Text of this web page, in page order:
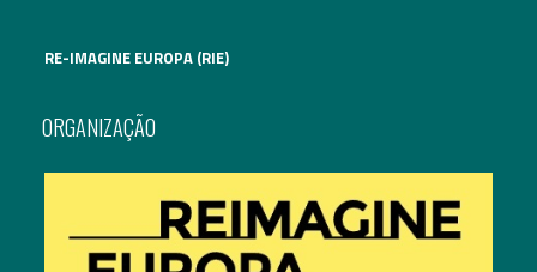
RE-IMAGINE EUROPA (RIE)
ORGANIZAÇÃO